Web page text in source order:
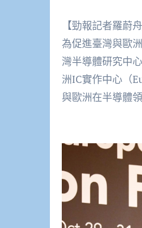
【勁報記者羅蔚
為促進臺灣與歐
灣半導體研究中
洲IC實作中心（
與歐洲在半導體